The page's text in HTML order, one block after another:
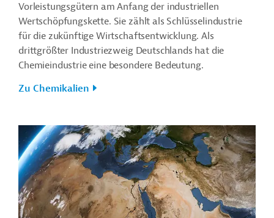
Vorleistungsgütern am Anfang der industriellen
Wertschöpfungskette. Sie zählt als Schlüsselindustrie
für die zukünftige Wirtschaftsentwicklung. Als
drittgrößter Industriezweig Deutschlands hat die
Chemieindustrie eine besondere Bedeutung.
Zu Chemikalien